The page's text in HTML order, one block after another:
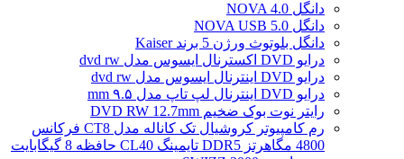
دانگل NOVA 4.0
دانگل NOVA USB 5.0
دانگل بلوتوث ورژن 5 برند Kaiser
درایو DVD اکسترنال ایسوس مدل dvd rw
درایو DVD اینترنال ایسوس مدل dvd rw
درایو DVD اینترنال لپ تاپ مدل ۹.۵ mm
رایتر نوت بوک ضخیم DVD RW 12.7mm
رم کامپیوتر کروشیال تک کاناله مدل CT8 فرکانس
4800 مگاهرتز DDR5 تایمینگ CL40 حافظه 8 گیگابایت